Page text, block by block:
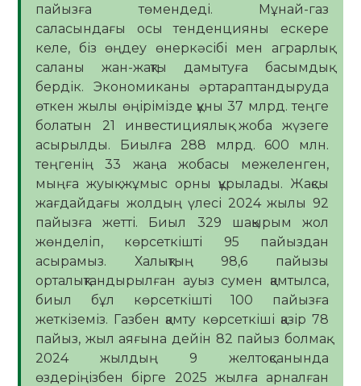
пайызға төмендеді. Мұнай-газ
саласындағы осы тенденцияны ескере
келе, біз өңдеу өнеркәсібі мен аграрлық
саланы жан-жақты дамытуға басымдық
бердік. Экономиканы әртараптандыруда
өткен жылы өңірімізде құны 37 млрд. теңге
болатын 21 инвестициялық жоба жүзеге
асырылды. Биылға 288 млрд. 600 млн.
теңгенің 33 жаңа жобасы межеленген,
мыңға жуық жұмыс орны құрылады. Жақсы
жағдайдағы жолдың үлесі 2024 жылы 92
пайызға жетті. Биыл 329 шақырым жол
жөнделіп, көрсеткішті 95 пайыздан
асырамыз. Халықтың 98,6 пайызы
орталықтандырылған ауыз сумен қамтылса,
биыл бұл көрсеткішті 100 пайызға
жеткіземіз. Газбен қамту көрсеткіші қазір 78
пайыз, жыл аяғына дейін 82 пайыз болмақ.
2024 жылдың 9 желтоқсанында
өздеріңізбен бірге 2025 жылға арналған